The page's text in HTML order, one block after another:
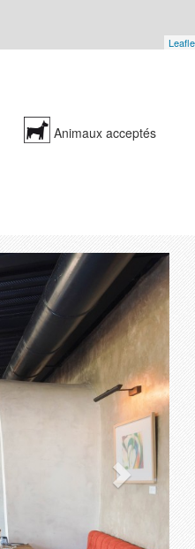
Animaux acceptés
Suivant